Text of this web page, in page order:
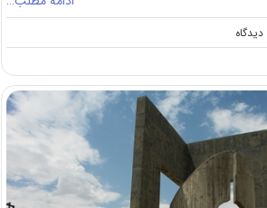
on
انتشار
کارشناسی
ارشد
۹۶
علوم
پزشکی
در
نیمه
دوم